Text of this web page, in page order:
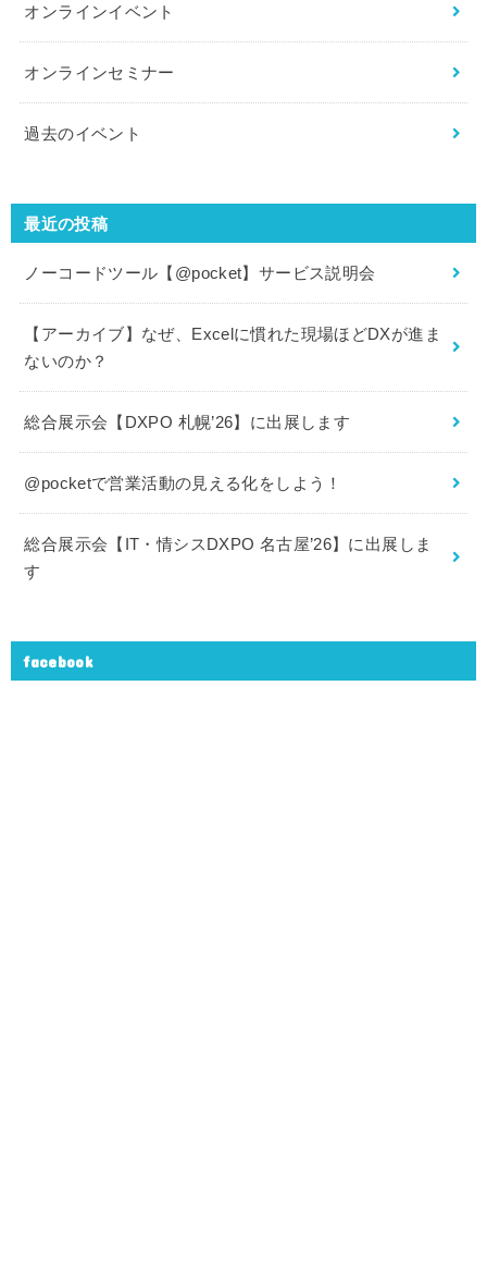
オンラインイベント
オンラインセミナー
過去のイベント
最近の投稿
ノーコードツール【@pocket】サービス説明会
【アーカイブ】なぜ、Excelに慣れた現場ほどDXが進ま
ないのか？
総合展示会【DXPO 札幌’26】に出展します
@pocketで営業活動の見える化をしよう！
総合展示会【IT・情シスDXPO 名古屋’26】に出展しま
す
facebook